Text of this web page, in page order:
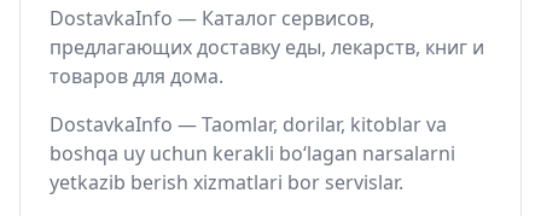
DostavkaInfo — Каталог сервисов,
предлагающих доставку еды, лекарств, книг и
товаров для дома.
DostavkaInfo — Taomlar, dorilar, kitoblar va
boshqa uy uchun kerakli bo‘lagan narsalarni
yetkazib berish xizmatlari bor servislar.